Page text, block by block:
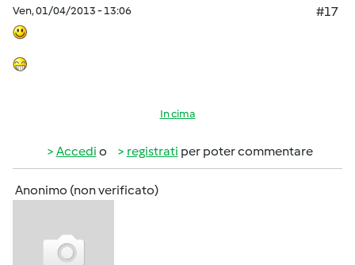
Ven, 01/04/2013 - 13:06 #17
In cima
Accedi o registrati per poter commentare
Anonimo (non verificato)